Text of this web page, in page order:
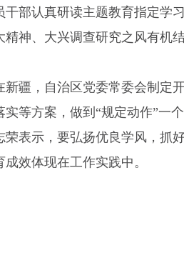
部认真研读主题教育指定学
神、大兴调查研究之风有机
疆，自治区党委常委会制定
等方案，做到“规定动作”一
荣表示，要弘扬优良学风，抓
效体现在工作实践中。